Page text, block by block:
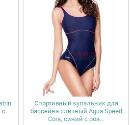
с
Спортивный купальник для
бассейна слитный Aqua Speed
Cora, синий с роз...